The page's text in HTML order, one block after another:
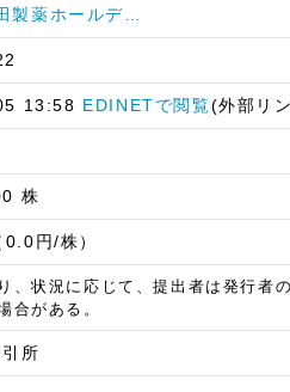
製薬ホールデ…
13:58 EDINETで閲覧(外部リ
株
円/株）
、状況に応じて、提出者は発行者
合がある。
所